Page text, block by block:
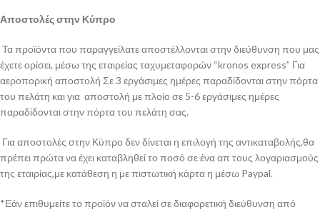
Αποστολές στην Κύπρο
Τα προϊόντα που παραγγείλατε αποστέλλονται στην διεύθυνση που μας
έχετε ορίσει, μέσω της εταιρείας ταχυμεταφορών “kronos express” Για
αεροπορική αποστολή Σε 3 εργάσιμες ημέρες παραδίδονται στην πόρτα
του πελάτη και για αποστολή με πλοίο σε 5-6 εργάσιμες ημέρες
παραδίδονται στην πόρτα του πελάτη σας.
Για αποστολές στην Κύπρο δεν δίνεται η επιλογή της αντικαταβολής,θα
πρέπει πρώτα να έχει καταβληθεί το ποσό σε ένα απ τους λογαριασμούς
της εταιρίας,με κατάθεση η με πιστωτική κάρτα η μέσω Paypal.
*Εάν επιθυμείτε το προϊόν να σταλεί σε διαφορετική διεύθυνση από